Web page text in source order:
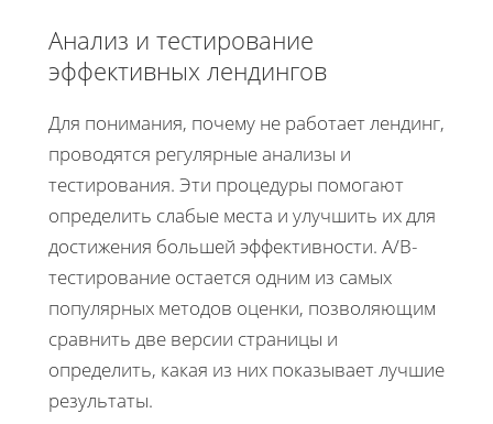
Анализ и тестирование
эффективных лендингов
Для понимания, почему не работает лендинг,
проводятся регулярные анализы и
тестирования. Эти процедуры помогают
определить слабые места и улучшить их для
достижения большей эффективности. А/B-
тестирование остается одним из самых
популярных методов оценки, позволяющим
сравнить две версии страницы и
определить, какая из них показывает лучшие
результаты.